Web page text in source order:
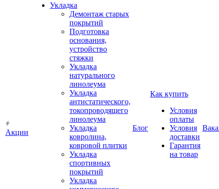
Акции
Укладка
Демонтаж старых
покрытий
Подготовка
основания,
устройство
стяжки
Укладка
натурального
линолеума
Укладка
антистатического,
токопроводящего
линолеума
Укладка
ковролина,
ковровой плитки
Укладка
спортивных
покрытий
Укладка
Блог
Как купить
Условия
оплаты
Условия
доставки
Гарантия
на товар